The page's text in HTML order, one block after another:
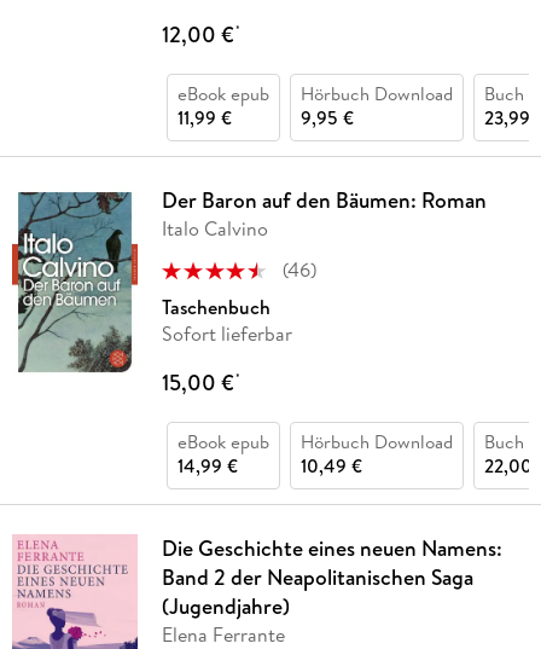
12,00 €*
eBook epub
11,99 €
Hörbuch Download
9,95 €
Buch
23,99
Der Baron auf den Bäumen: Roman
Italo Calvino
(46)
Taschenbuch
Sofort lieferbar
15,00 €*
eBook epub
14,99 €
Hörbuch Download
10,49 €
Buch
22,00
Die Geschichte eines neuen Namens:
Band 2 der Neapolitanischen Saga
(Jugendjahre)
Elena Ferrante